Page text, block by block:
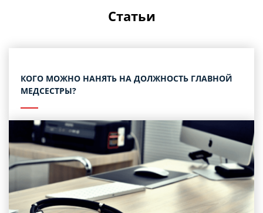
Статьи
КОГО МОЖНО НАНЯТЬ НА ДОЛЖНОСТЬ ГЛАВНОЙ
МЕДСЕСТРЫ?